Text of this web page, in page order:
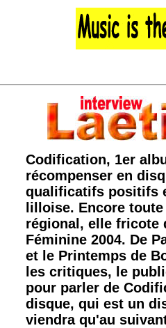
Codification, 1er
récompenser en
qualificatifs positifs
lilloise. Encore
régional, elle fricote
Féminine 2004. De
et le Printemps de
les critiques, le
pour parler de
disque, qui est un
viendra qu'au